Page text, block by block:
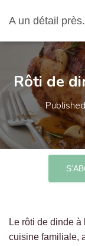
A un détail
Rôti de
Le rôti de dinde à
cuisine familiale,